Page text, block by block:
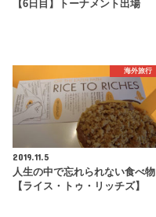
【6日目】トーナメント出場
海外旅行
2019.11.5
人生の中で忘れられない食べ物
【ライス・トゥ・リッチズ】